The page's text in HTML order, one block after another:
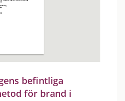
befintliga
för brand i